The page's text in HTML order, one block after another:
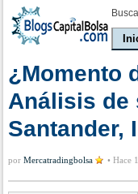
¿Momento
Análisis de
Santander,
por Mercatradingbolsa • Hace